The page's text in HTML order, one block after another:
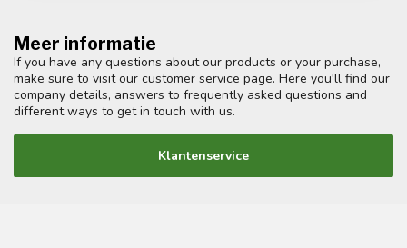
Meer informatie
If you have any questions about our products or your purchase,
make sure to visit our customer service page. Here you'll find our
company details, answers to frequently asked questions and
different ways to get in touch with us.
Klantenservice